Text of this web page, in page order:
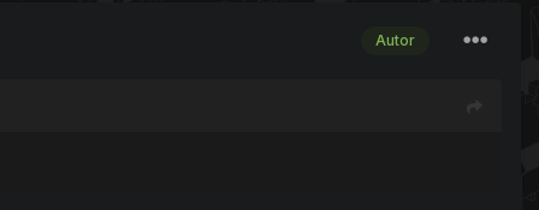
Autor